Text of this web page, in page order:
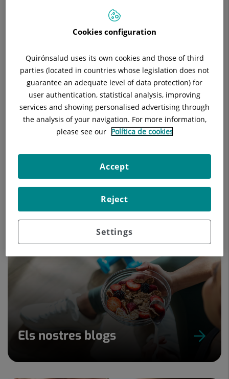
Com tractar les picades de mosquit
Pell sana i protegida a l’hivern
Els nostres blogs
Cookies configuration
Quirónsalud uses its own cookies and those of third
parties (located in countries whose legislation does not
guarantee an adequate level of data protection) for
user authentication, statistical analysis, improving
services and showing personalised advertising through
the analysis of your navigation. For more information,
please see our Política de cookies
Settings
Reject
Accept